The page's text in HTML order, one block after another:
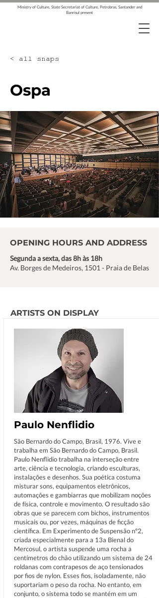
Ministry of Culture, State Secretariat of Culture, Petrobras, Santander and
Banrisul present
< all snaps
Ospa
OPENING HOURS AND ADDRESS
Segunda a sexta, das 8h às 18h
Av. Borges de Medeiros, 1501 - Praia de Belas
ARTISTS ON DISPLAY
Paulo Nenflidio
São Bernardo do Campo, Brasil, 1976. Vive e
trabalha em São Bernardo do Campo, Brasil.
Paulo Nenflidio trabalha na interseção entre
arte, ciência e tecnologia, criando esculturas,
instalações e desenhos. Sua poética costuma
misturar sons, equipamentos eletrônicos,
automações e gambiarras que mobilizam noções
de física, controle e movimento. O resultado são
obras que se parecem com bichos, instrumentos
musicais ou, por vezes, máquinas de ficção
científica. Em Experimento de Suspensão nº2,
criada especialmente para a 13a Bienal do
Mercosul, o artista suspende uma rocha a
centímetros do chão utilizando um sistema de 24
roldanas com contrapesos de aço tensionados
por fios de nylon. Esses fios, isoladamente, não
suportariam o peso da rocha. No entanto, em
conjunto, o sistema todo se mantém em um